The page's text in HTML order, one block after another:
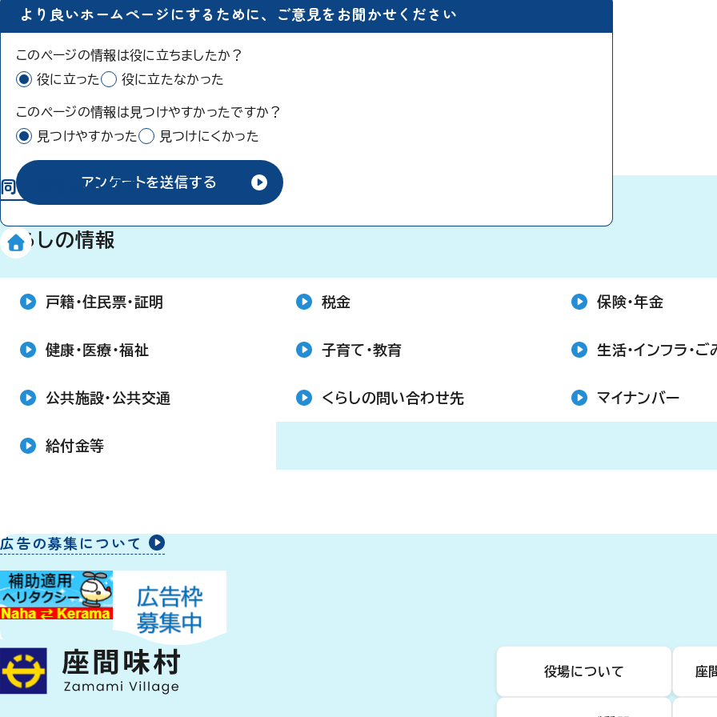
より良いホームページにするために、ご意見をお聞かせください
このページの情報は役に立ちましたか？
役に立った
役に立たなかった
このページの情報は見つけやすかったですか？
見つけやすかった
見つけにくかった
アンケートを送信する
同じ分類から探す
くらしの情報
戸籍・住民票・証明 税金 保険・年金
健康・医療・福祉 子育て・教育 生活・インフラ・ご
公共施設・公共交通 くらしの問い合わせ先 マイナンバー
給付金等
広告の募集について
役場について 座